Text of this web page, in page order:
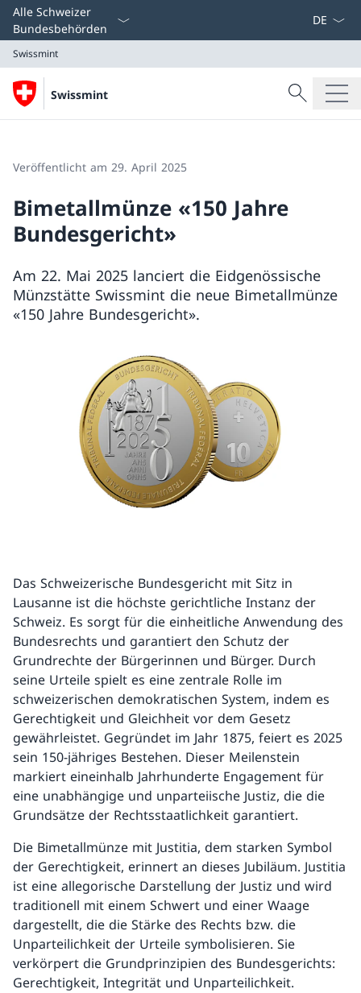
Alle Schweizer
Bundesbehörden
Swissmint
Swissmint
Suche
Suche
Veröffentlicht am 29. April 2025
Bimetallmünze «150 Jahre
Bundesgericht»
Am 22. Mai 2025 lanciert die Eidgenössische
Münzstätte Swissmint die neue Bimetallmünze
«150 Jahre Bundesgericht».
Das Schweizerische Bundesgericht mit Sitz in
Lausanne ist die höchste gerichtliche Instanz der
Schweiz. Es sorgt für die einheitliche Anwendung des
Bundesrechts und garantiert den Schutz der
Grundrechte der Bürgerinnen und Bürger. Durch
seine Urteile spielt es eine zentrale Rolle im
schweizerischen demokratischen System, indem es
Gerechtigkeit und Gleichheit vor dem Gesetz
gewährleistet. Gegründet im Jahr 1875, feiert es 2025
sein 150-jähriges Bestehen. Dieser Meilenstein
markiert eineinhalb Jahrhunderte Engagement für
eine unabhängige und unparteiische Justiz, die die
Grundsätze der Rechtsstaatlichkeit garantiert.
Die Bimetallmünze mit Justitia, dem starken Symbol
der Gerechtigkeit, erinnert an dieses Jubiläum. Justitia
ist eine allegorische Darstellung der Justiz und wird
traditionell mit einem Schwert und einer Waage
dargestellt, die die Stärke des Rechts bzw. die
Unparteilichkeit der Urteile symbolisieren. Sie
verkörpert die Grundprinzipien des Bundesgerichts:
Gerechtigkeit, Integrität und Unparteilichkeit.